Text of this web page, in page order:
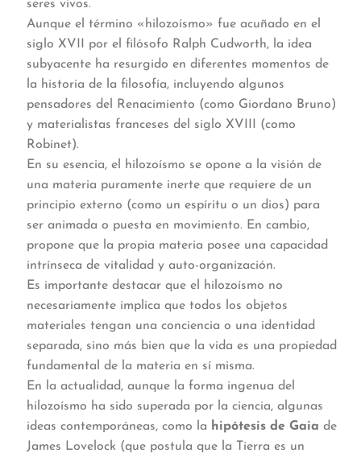
seres vivos.
Aunque el término «hilozoísmo» fue acuñado en el
siglo XVII por el filósofo Ralph Cudworth, la idea
subyacente ha resurgido en diferentes momentos de
la historia de la filosofía, incluyendo algunos
pensadores del Renacimiento (como Giordano Bruno)
y materialistas franceses del siglo XVIII (como
Robinet).
En su esencia, el hilozoísmo se opone a la visión de
una materia puramente inerte que requiere de un
principio externo (como un espíritu o un dios) para
ser animada o puesta en movimiento. En cambio,
propone que la propia materia posee una capacidad
intrínseca de vitalidad y auto-organización.
Es importante destacar que el hilozoísmo no
necesariamente implica que todos los objetos
materiales tengan una conciencia o una identidad
separada, sino más bien que la vida es una propiedad
fundamental de la materia en sí misma.
En la actualidad, aunque la forma ingenua del
hilozoísmo ha sido superada por la ciencia, algunas
ideas contemporáneas, como la hipótesis de Gaia de
James Lovelock (que postula que la Tierra es un